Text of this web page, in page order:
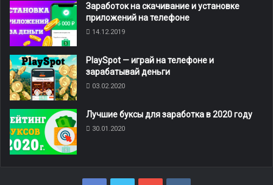
Заработок на скачивание и установке
приложений на телефоне
14.12.2019
8
PlaySpot — играй на телефоне и
зарабатывай деньги
03.02.2020
Лучшие буксы для заработка в 2020 году
30.01.2020